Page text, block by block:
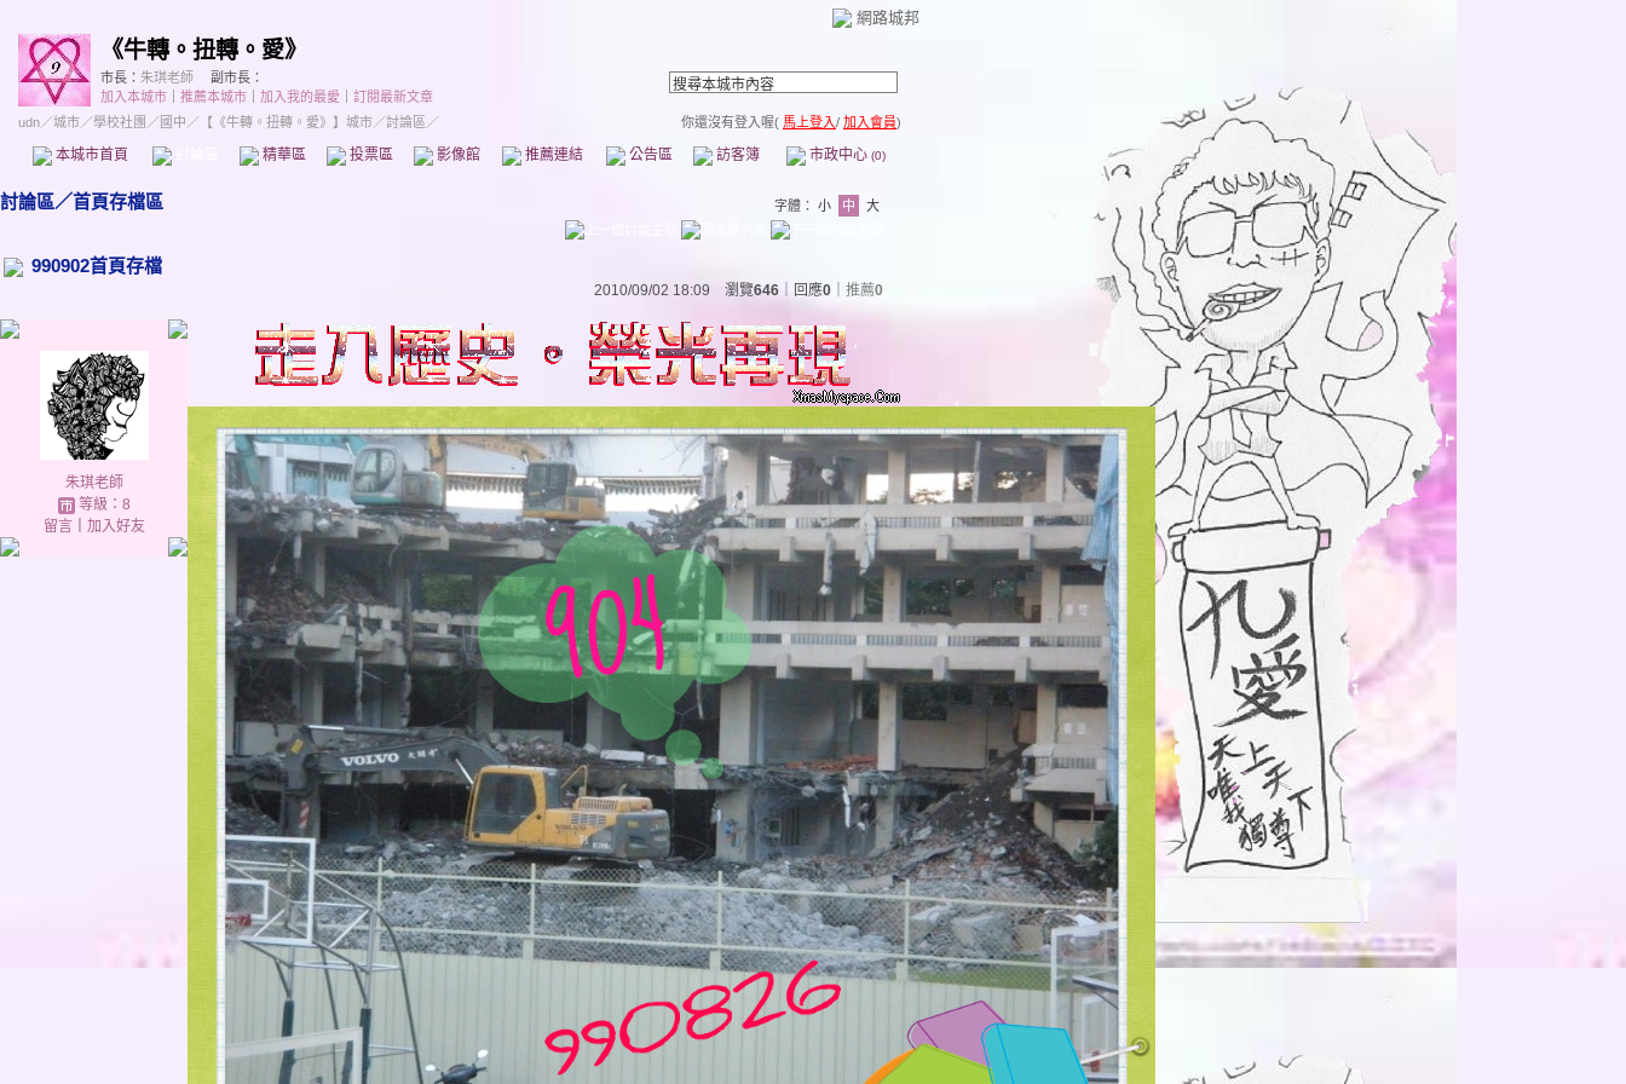
網路城邦
《牛轉。扭轉。愛》
市長： 朱琪老師
副市長：
加入本城市
推薦本城市 加入我的最愛
訂閱最新文章
udn／城市／學校社團 ／國中 ／ 【《牛轉。扭轉。愛》】城市／討論區／ 你還沒有登入喔( 馬上登入/ 加入會員)
本城市首頁 精華區 投票區 影像館 推薦連結 公告區 訪客簿 市政中心 (0)
討論區／首頁存檔區 字體： 小 中 大
990902首頁存檔
2010/09/02 18:09 瀏覽646 ｜回應0 推薦0
朱琪老師
等級：8
留言｜ 加入好友